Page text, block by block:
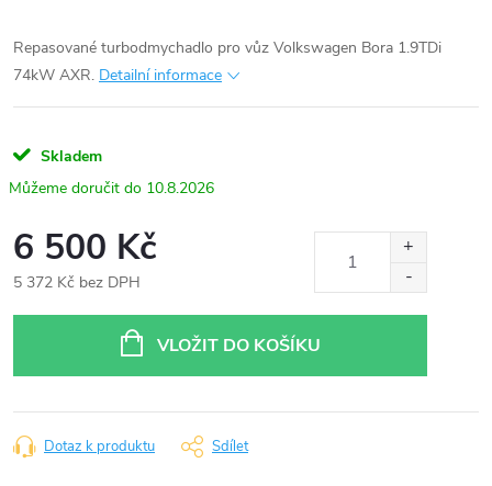
Repasované turbodmychadlo pro vůz Volkswagen Bora 1.9TDi
74kW AXR. Detailní informace
Skladem
10.8.2026
6 500 Kč
5 372 Kč bez DPH
VLOŽIT DO KOŠÍKU
Dotaz k produktu Sdílet